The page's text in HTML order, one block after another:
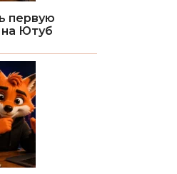
первую
Ютуб